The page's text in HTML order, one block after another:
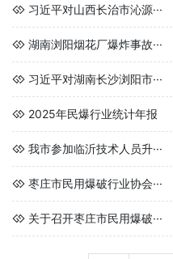
习近平对山西长治市沁源···
湖南浏阳烟花厂爆炸事故···
习近平对湖南长沙浏阳市···
2025年民爆行业统计年报
我市参加临沂技术人员升···
枣庄市民用爆破行业协会···
关于召开枣庄市民用爆破···